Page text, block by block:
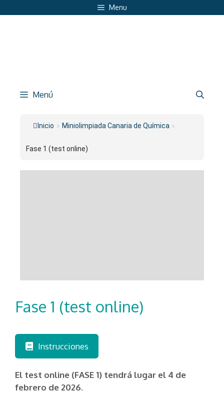
al
Menu
Menú
Inicio » Miniolimpiada Canaria de Química »
Fase 1 (test online)
Fase 1 (test online)
Instrucciones
El test online (FASE 1) tendrá lugar el 4 de
febrero de 2026.